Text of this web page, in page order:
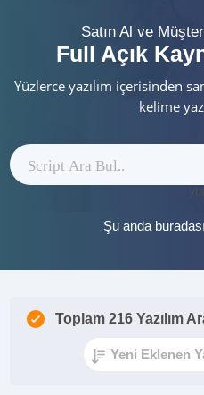
Satın Al ve
Full Açık
Yüzlerce yazılım içerisinden
kelime
Şu anda
Toplam 216 Yazılım